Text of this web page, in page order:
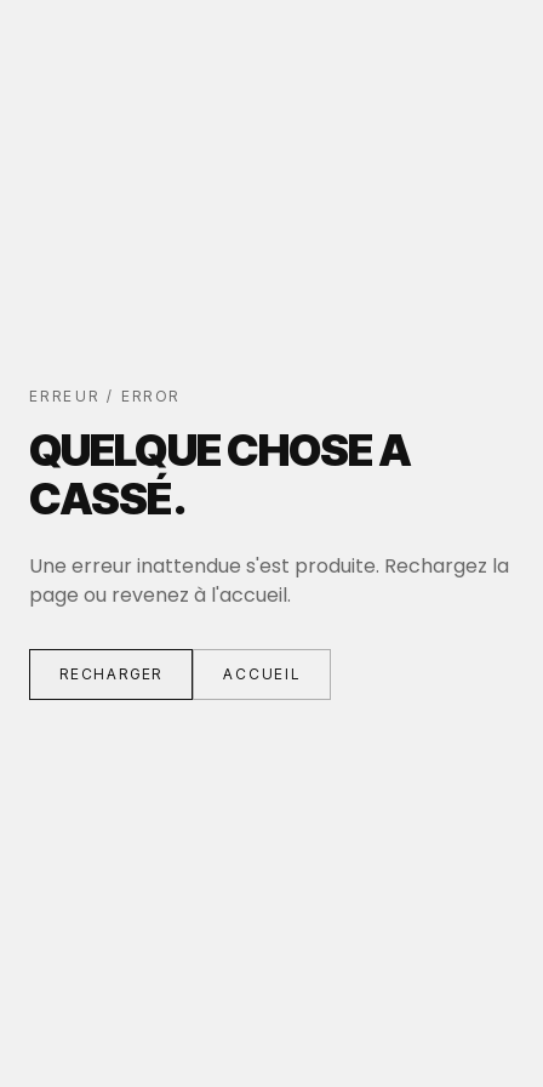
ERREUR / ERROR
QUELQUE CHOSE A
CASSÉ.
Une erreur inattendue s'est produite. Rechargez la
page ou revenez à l'accueil.
RECHARGER ACCUEIL